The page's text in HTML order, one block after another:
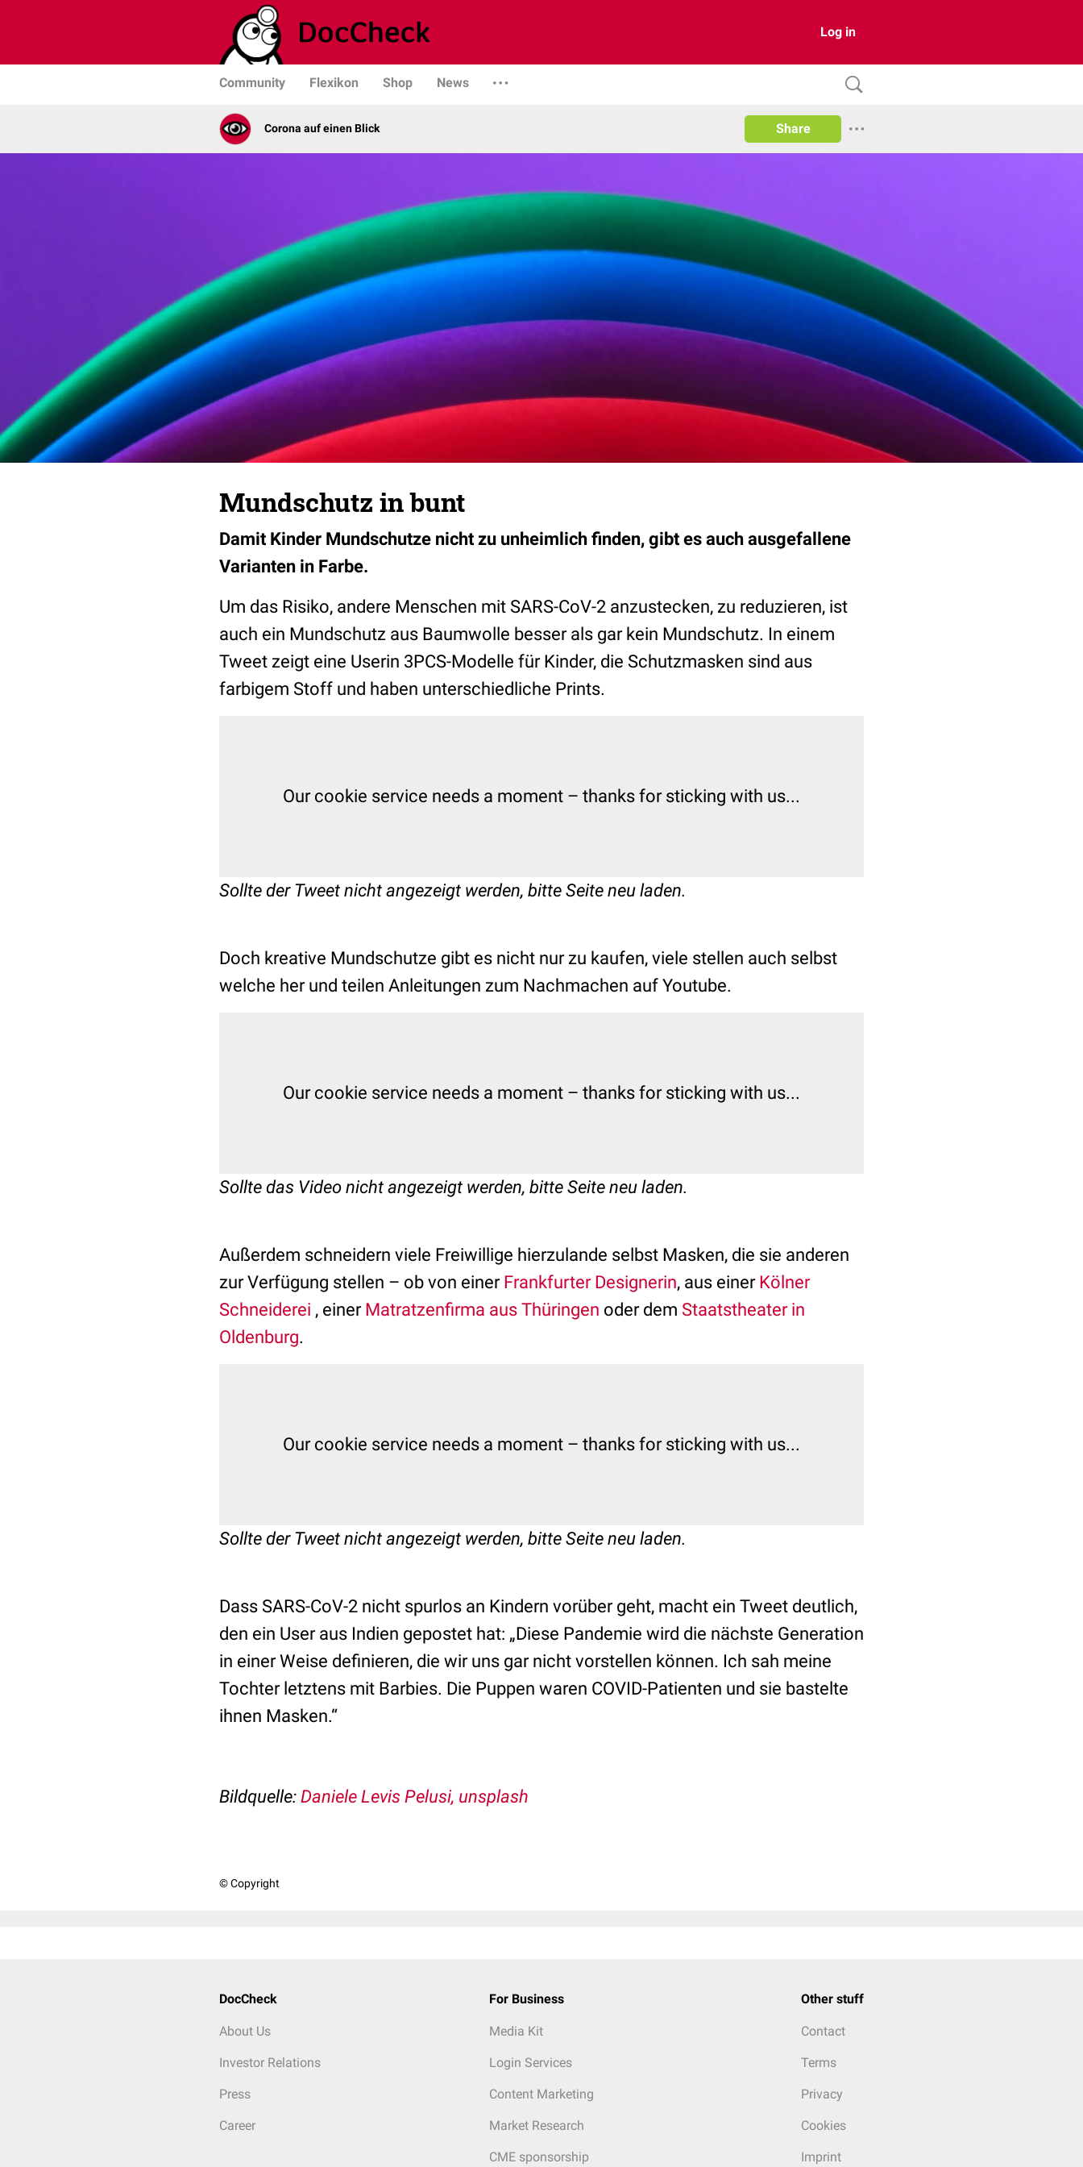
Log in
Community Flexikon Shop News
Corona auf einen Blick Share
Mundschutz in bunt
Damit Kinder Mundschutze nicht zu unheimlich finden, gibt es auch ausgefallene
Varianten in Farbe.
Um das Risiko, andere Menschen mit SARS-CoV-2 anzustecken, zu reduzieren, ist
auch ein Mundschutz aus Baumwolle besser als gar kein Mundschutz. In einem
Tweet zeigt eine Userin 3PCS-Modelle für Kinder, die Schutzmasken sind aus
farbigem Stoff und haben unterschiedliche Prints.
Our cookie service needs a moment – thanks for sticking with us...
Sollte der Tweet nicht angezeigt werden, bitte Seite neu laden.
Doch kreative Mundschutze gibt es nicht nur zu kaufen, viele stellen auch selbst
welche her und teilen Anleitungen zum Nachmachen auf Youtube.
Our cookie service needs a moment – thanks for sticking with us...
Sollte das Video nicht angezeigt werden, bitte Seite neu laden.
Außerdem schneidern viele Freiwillige hierzulande selbst Masken, die sie anderen
zur Verfügung stellen – ob von einer Frankfurter Designerin, aus einer Kölner
Schneiderei , einer Matratzenfirma aus Thüringen oder dem Staatstheater in
Oldenburg.
Our cookie service needs a moment – thanks for sticking with us...
Sollte der Tweet nicht angezeigt werden, bitte Seite neu laden.
Dass SARS-CoV-2 nicht spurlos an Kindern vorüber geht, macht ein Tweet deutlich,
den ein User aus Indien gepostet hat: „Diese Pandemie wird die nächste Generation
in einer Weise definieren, die wir uns gar nicht vorstellen können. Ich sah meine
Tochter letztens mit Barbies. Die Puppen waren COVID-Patienten und sie bastelte
ihnen Masken.“
Bildquelle: Daniele Levis Pelusi, unsplash
© Copyright
DocCheck
About Us
Investor Relations
Press
Career
For Business
Media Kit
Login Services
Content Marketing
Market Research
CME sponsorship
Other stuff
Contact
Terms
Privacy
Cookies
Imprint